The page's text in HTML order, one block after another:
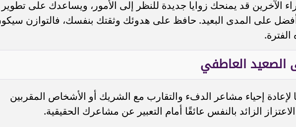
الآخرين قد يمنحك زوايا جديدة للنظر إلى الأمور، ويساعدك على تطوير
أفضل على المدى البعيد. حافظ على هدوئك وثقتك بنفسك، فالتوازن
العاطفي
لإعادة إحياء مشاعر الدفء والتقارب مع الشريك أو الأشخاص المقربين
الزائد بالنفس عائقًا أمام التعبير عن مشاعرك الحقيقية.